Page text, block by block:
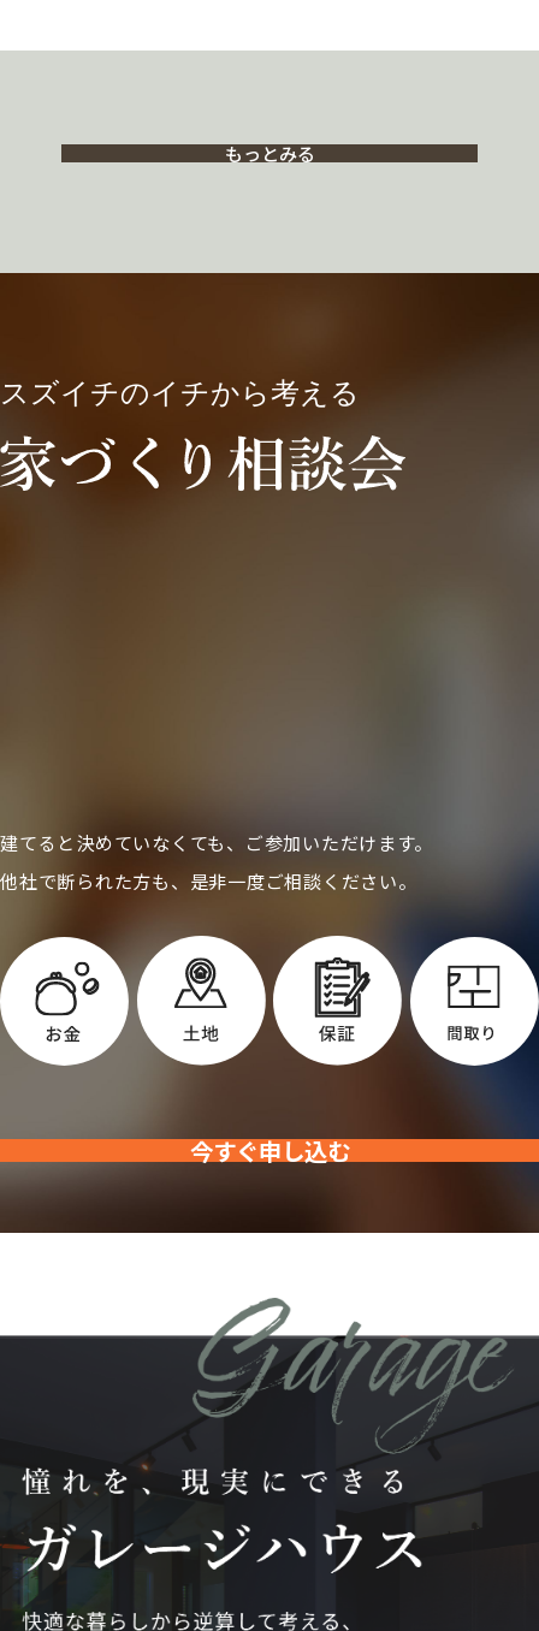
もっとみる
スズイチのイチから考える
建てると決めていなくても、ご参加いただけます。
他社で断られた方も、是非一度ご相談ください。
今すぐ申し込む